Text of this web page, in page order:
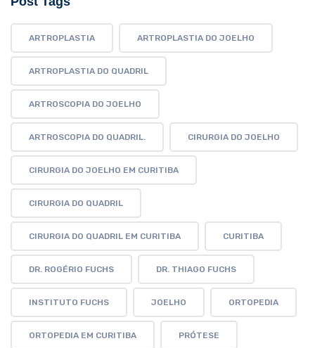
ARTROPLASTIA ARTROPLASTIA DO JOELHO
ARTROPLASTIA DO QUADRIL
ARTROSCOPIA DO JOELHO
ARTROSCOPIA DO QUADRIL. CIRURGIA DO JOELHO
CIRURGIA DO JOELHO EM CURITIBA
CIRURGIA DO QUADRIL
CIRURGIA DO QUADRIL EM CURITIBA CURITIBA
DR. ROGÉRIO FUCHS DR. THIAGO FUCHS
INSTITUTO FUCHS JOELHO ORTOPEDIA
ORTOPEDIA EM CURITIBA PRÓTESE